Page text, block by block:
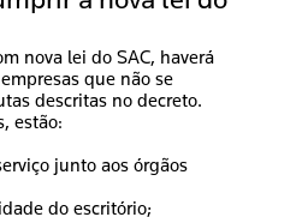
nova lei do SAC, haverá
que não se
descritas no decreto.
estão:
junto aos órgãos
do escritório;